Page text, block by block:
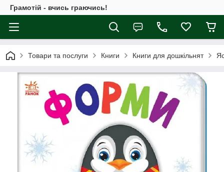
Грамотій - вчись граючись!
Товари та послуги Книги Книги для дошкільнят